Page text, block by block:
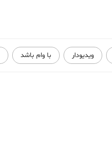
ویدیودار با وام باشد